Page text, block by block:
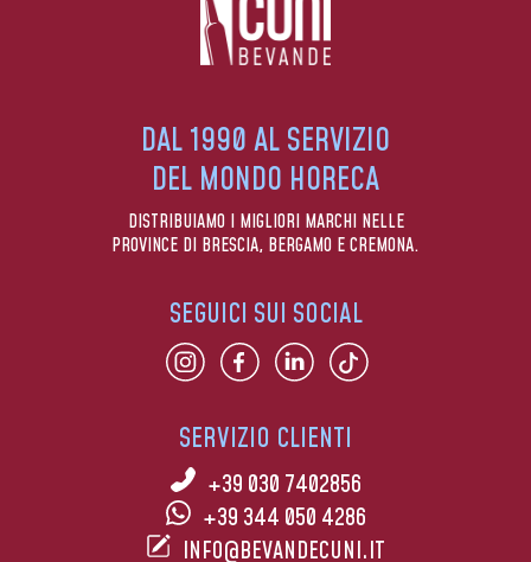
DAL 1990 AL SERVIZIO
DEL MONDO HORECA
DISTRIBUIAMO I MIGLIORI MARCHI NELLE
PROVINCE DI BRESCIA, BERGAMO E CREMONA.
SERVIZIO CLIENTI
+39 030 7402856
+39 344 050 4286
INFO@BEVANDECUNI.IT
SEGUICI SUI SOCIAL